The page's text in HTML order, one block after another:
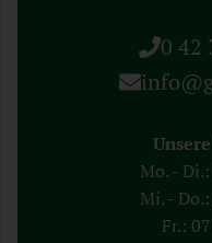
0 42
Mo. -
Mi. -
Fr.: